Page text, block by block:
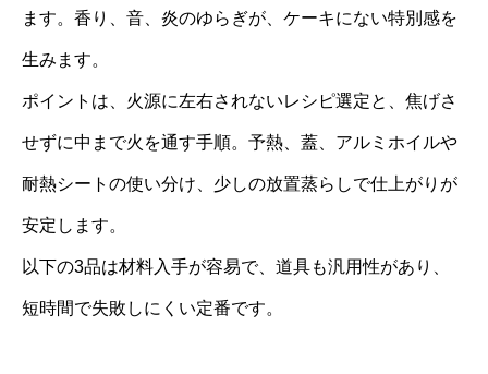
ます。香り、音、炎のゆらぎが、ケーキにない特別感を
生みます。
ポイントは、火源に左右されないレシピ選定と、焦げさ
せずに中まで火を通す手順。予熱、蓋、アルミホイルや
耐熱シートの使い分け、少しの放置蒸らしで仕上がりが
安定します。
以下の3品は材料入手が容易で、道具も汎用性があり、
短時間で失敗しにくい定番です。